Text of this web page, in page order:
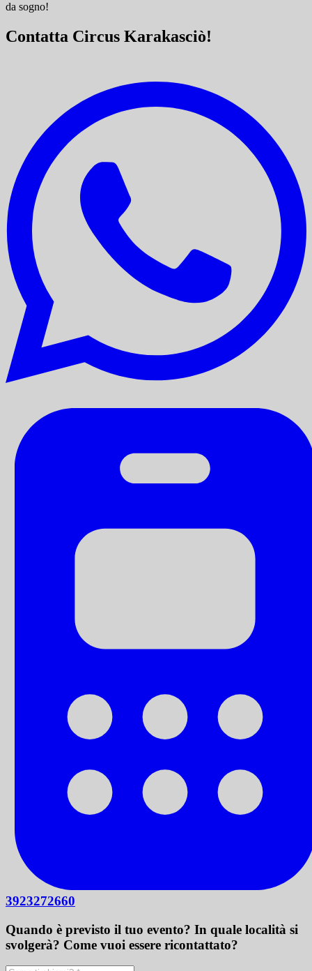
da sogno!
Contatta Circus Karakasciò!
3923272660
Quando è previsto il tuo evento? In quale località si
svolgerà? Come vuoi essere ricontattato?